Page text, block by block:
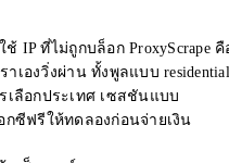
IP ที่ไม่ถูกบล็อก ProxyScrape คื
เองวิ่งผ่าน ทั้งพูลแบบ residential
เลือกประเทศ เซสชันแบบ
ซีฟรีให้ทดลองก่อนจ่ายเงิน